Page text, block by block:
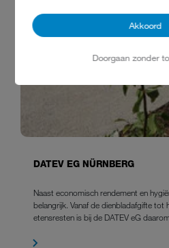
Akkoord
Doorgaan zonder
DATEV EG NÜRNBERG
Naast economisch rendement en
belangrijk. Vanaf de dienbladafgifte tot
etensresten is bij de DATEV eG